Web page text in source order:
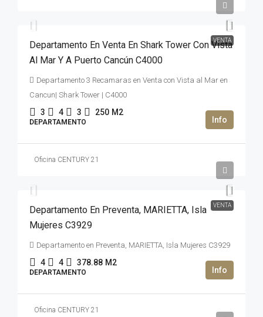
VENTA
Departamento En Venta En Shark Tower Con Vista
Al Mar Y A Puerto Cancún C4000
Departamento 3 Recamaras en Venta con Vista al Mar en
Cancun| Shark Tower | C4000
3 4 3 250 M2
DEPARTAMENTO
Oficina CENTURY 21
VENTA
Departamento En Preventa, MARIETTA, Isla
Mujeres C3929
Departamento en Preventa, MARIETTA, Isla Mujeres C3929
4 4 378.88 M2
DEPARTAMENTO
Oficina CENTURY 21